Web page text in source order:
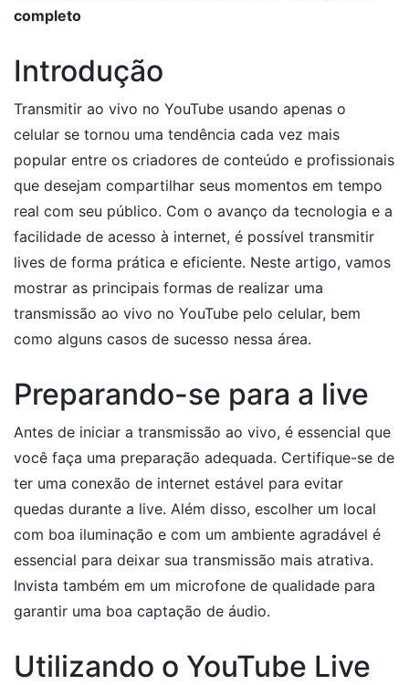
completo
Introdução
Transmitir ao vivo no YouTube usando apenas o
celular se tornou uma tendência cada vez mais
popular entre os criadores de conteúdo e profissionais
que desejam compartilhar seus momentos em tempo
real com seu público. Com o avanço da tecnologia e a
facilidade de acesso à internet, é possível transmitir
lives de forma prática e eficiente. Neste artigo, vamos
mostrar as principais formas de realizar uma
transmissão ao vivo no YouTube pelo celular, bem
como alguns casos de sucesso nessa área.
Preparando-se para a live
Antes de iniciar a transmissão ao vivo, é essencial que
você faça uma preparação adequada. Certifique-se de
ter uma conexão de internet estável para evitar
quedas durante a live. Além disso, escolher um local
com boa iluminação e com um ambiente agradável é
essencial para deixar sua transmissão mais atrativa.
Invista também em um microfone de qualidade para
garantir uma boa captação de áudio.
Utilizando o YouTube Live